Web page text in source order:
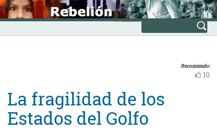
Skip
to
content
INICIO
Avanzada
Recomiendo:
10
La fragilidad de los
Estados del Golfo